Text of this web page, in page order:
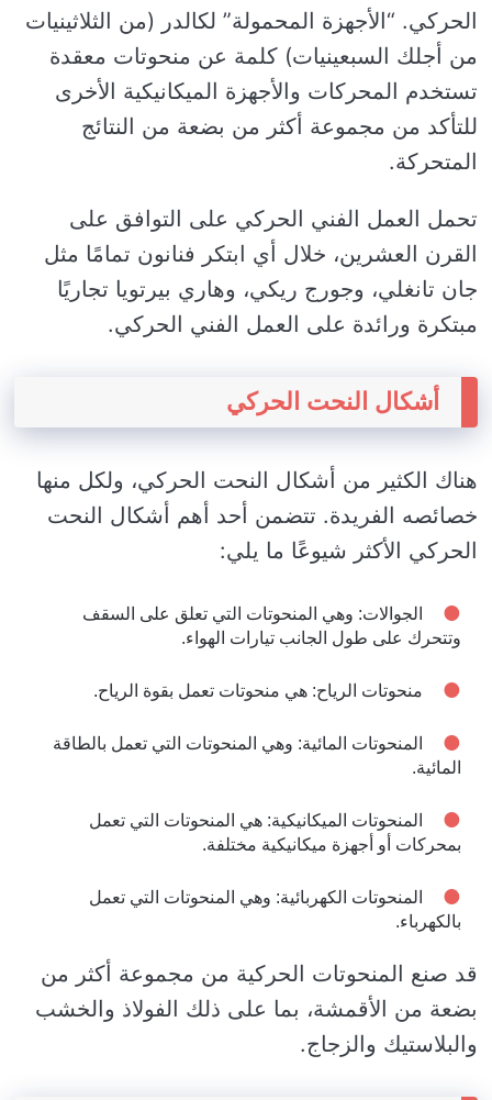
الحركي. “الأجهزة المحمولة” لكالدر (من الثلاثينيات
من أجلك السبعينيات) كلمة عن منحوتات معقدة
تستخدم المحركات والأجهزة الميكانيكية الأخرى
للتأكد من مجموعة أكثر من بضعة من النتائج
المتحركة.
تحمل العمل الفني الحركي على التوافق على
القرن العشرين، خلال أي ابتكر فنانون تمامًا مثل
جان تانغلي، وجورج ريكي، وهاري بيرتويا تجاريًا
مبتكرة ورائدة على العمل الفني الحركي.
أشكال النحت الحركي
هناك الكثير من أشكال النحت الحركي، ولكل منها
خصائصه الفريدة. تتضمن أحد أهم أشكال النحت
الحركي الأكثر شيوعًا ما يلي:
الجوالات: وهي المنحوتات التي تعلق على السقف
وتتحرك على طول الجانب تيارات الهواء.
منحوتات الرياح: هي منحوتات تعمل بقوة الرياح.
المنحوتات المائية: وهي المنحوتات التي تعمل بالطاقة
المائية.
المنحوتات الميكانيكية: هي المنحوتات التي تعمل
بمحركات أو أجهزة ميكانيكية مختلفة.
المنحوتات الكهربائية: وهي المنحوتات التي تعمل
بالكهرباء.
قد صنع المنحوتات الحركية من مجموعة أكثر من
بضعة من الأقمشة، بما على ذلك الفولاذ والخشب
والبلاستيك والزجاج.